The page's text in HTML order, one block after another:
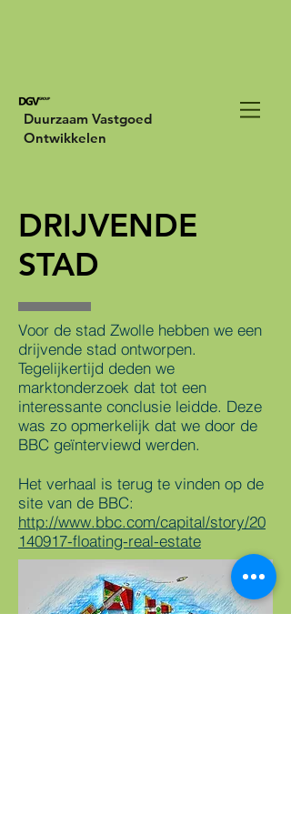
Duurzaam Vastgoed
Ontwikkelen
DRIJVENDE
STAD
Voor de stad Zwolle hebben we een
drijvende stad ontworpen.
Tegelijkertijd deden we
marktonderzoek dat tot een
interessante conclusie leidde. Deze
was zo opmerkelijk dat we door de
BBC geïnterviewd werden.
Het verhaal is terug te vinden op de
site van de BBC:
http://www.bbc.com/capital/story/20
140917-floating-real-estate